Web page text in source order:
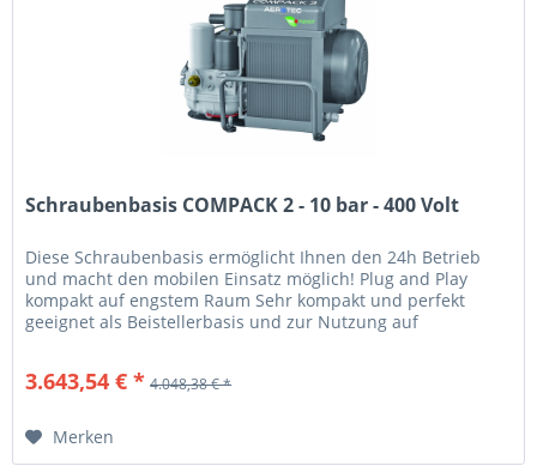
Schraubenbasis COMPACK 2 - 10 bar - 400 Volt
Diese Schraubenbasis ermöglicht Ihnen den 24h Betrieb
und macht den mobilen Einsatz möglich! Plug and Play
kompakt auf engstem Raum Sehr kompakt und perfekt
geeignet als Beistellerbasis und zur Nutzung auf
3.643,54 € * 4.048,38 € *
Merken